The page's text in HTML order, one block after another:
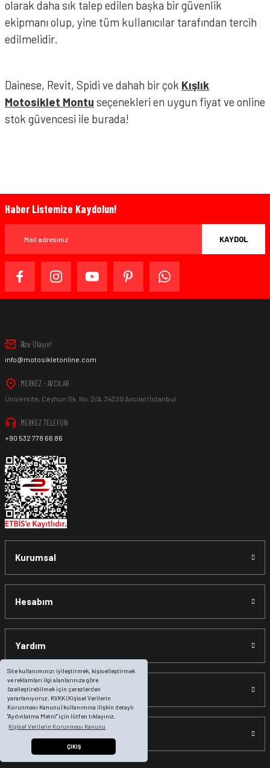
Site kullanımınızı iyileştirmek, kişiselleştirmek
ve reklamları ilgi alanlarınıza göre
özelleştirebilmek için çerezlerden
yararlanıyoruz. KVKK (Kişisel Verilerin
Korunması Kanunu) kullanımına ilişkin detaylı
"Aydınlatma Metni" için lütfen tıklayınız.
Kişisel Verilerin Korunması Kanunu
ÇIKIŞ
olarak daha sık talep edilen başka bir güvenlik
ekipmanı olup, yine tüm kullanıcılar tarafından tercih
edilmelidir.
Dainese, Revit, Spidi ve dahah bir çok Kışlık
Motosiklet Montu seçenekleri en uygun fiyat ve online
stok güvencesi ile burada!
Haber Listemize Kaydolun!
KAYDOL
Bize Ulaşın!
info@motosikletonline.com
MERKEZ - AVCILAR
Üniversite, Ceyhun Sk. No:2/A, 34320 Avcılar/İstanbul
MERKEZ TELEFON
+90 532 778 66 86
Kurumsal
Hesabım
Yardım
Sosyal Medya